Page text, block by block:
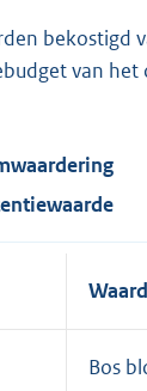
bekostigd
van het
Bos